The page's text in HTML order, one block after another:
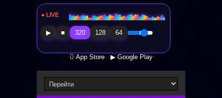
● LIVE Radio Sfera Music
▶ ■ 320 128 64
 App Store ▶ Google Play